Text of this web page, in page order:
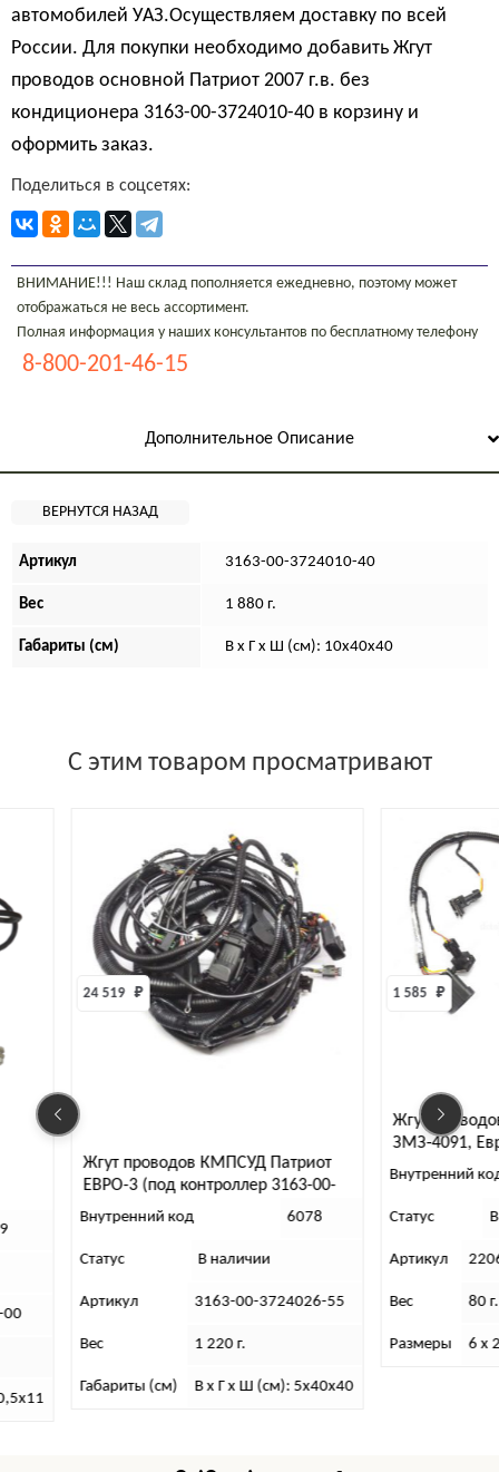
автомобилей УАЗ.Осуществляем доставку по всей
России. Для покупки необходимо добавить Жгут
проводов основной Патриот 2007 г.в. без
кондиционера 3163-00-3724010-40 в корзину и
оформить заказ.
Поделиться в соцсетях:
ВНИМАНИЕ!!! Наш склад пополняется ежедневно, поэтому может
отображаться не весь ассортимент.
Полная информация у наших консультантов по бесплатному телефону
8-800-201-46-15
Дополнительное Описание
Артикул 3163-00-3724010-40
Вес 1 880 г.
Габариты (см) В х Г х Ш (см): 10х40х40
С этим товаром просматривают
проводов КМПСУД Патриот
3 (под контроллер 3163-00-
00)
код
В наличии
3163-00-3724026-55
(см) В х Г х Ш (см): 5х40х40
Жгут проводов форсунок
ЗМЗ-4091, Евро-3
1 585
Внутренний код
Статус В наличии
2206-95-
Вес 80 г.
6 х 23 х 21